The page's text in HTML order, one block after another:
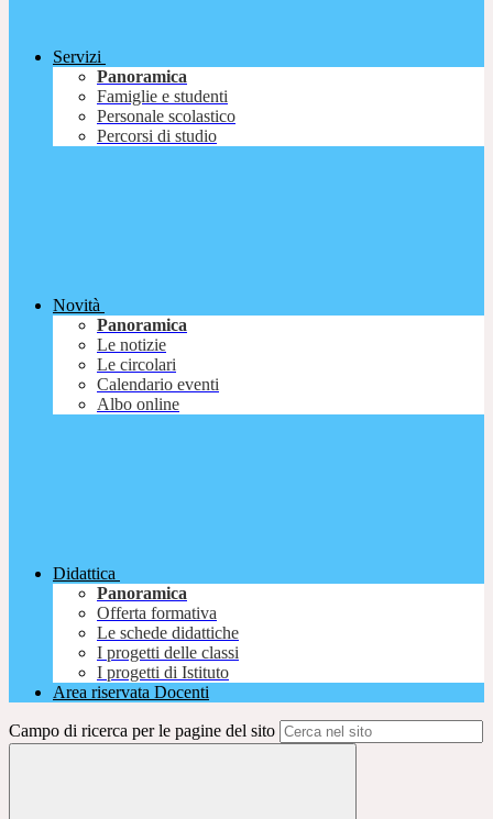
Servizi
Panoramica
Famiglie e studenti
Personale scolastico
Percorsi di studio
Novità
Panoramica
Le notizie
Le circolari
Calendario eventi
Albo online
Didattica
Panoramica
Offerta formativa
Le schede didattiche
I progetti delle classi
I progetti di Istituto
Area riservata Docenti
Campo di ricerca per le pagine del sito